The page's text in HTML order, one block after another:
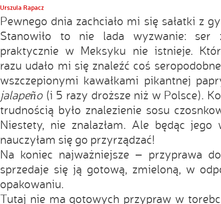
Urszula Rapacz
Pewnego dnia zachciało mi się sałatki z
Stanowiło to nie lada wyzwanie: ser
praktycznie w Meksyku nie istnieje.
razu udało mi się znaleźć coś
wszczepionymi kawałkami pikantnej
jalapeño(i 5 razy droższe niż w Polsce).
trudnością było znalezienie sosu
Niestety, nie znalazłam. Ale będąc jego
nauczyłam się go przyrządzać!
Na koniec najważniejsze – przyprawa
sprzedaje się ją gotową, zmieloną, w
opakowaniu.
Tutaj nie ma gotowych przypraw w